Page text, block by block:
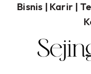
Bisnis | Karir |